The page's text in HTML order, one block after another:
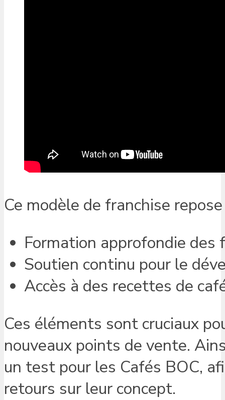
Ce modèle de franchise
Formation approfondie des
Soutien continu pour le
Accès à des recettes de
Ces éléments sont cruciaux
nouveaux points de vente.
un test pour les Cafés BOC,
retours sur leur concept.